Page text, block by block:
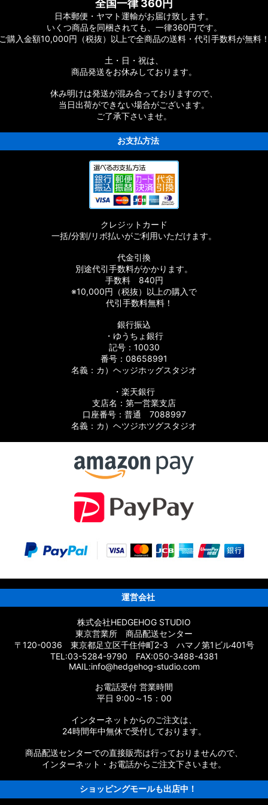
ツリスト
純正パーツリスト
全国一律 360円
日本郵便・ヤマト運輸がお届け致します。
いくつ商品を同梱されても、一律360円です。
ご購入金額10,000円（税抜）以上で全商品の送料・代引手数料が無料
土・日・祝は、
商品発送をお休みしております。
休み明けは発送が混み合っておりますので、
当日出荷ができない場合がございます。
ご了承下さいませ。
お支払方法
クレジットカード
一括/分割/リボ払いがご利用いただけます。
代金引換
別途代引手数料がかかります。
手数料 840円
※10,000円（税抜）以上の購入で
代引手数料無料！
銀行振込
・ゆうちょ銀行
記号：10030
番号：08658991
名義：カ）ヘッジホッグスタジオ
・楽天銀行
支店名：第一営業支店
口座番号：普通 7088997
名義：カ）ヘツジホツグスタジオ
運営会社
株式会社HEDGEHOG STUDIO
東京営業所 商品配送センター
〒120-0036 東京都足立区千住仲町2-3 ハマノ第1ビル401号
TEL:03-5284-9790 FAX:050-3488-4381
MAIL:info@hedgehog-studio.com
お電話受付 営業時間
平日 9:00～15：00
インターネットからのご注文は、
24時間年中無休で受付しております。
商品配送センターでの直接販売は行っておりませんので、
インターネット・お電話からご注文下さいませ。
ショッピングモールも出店中！